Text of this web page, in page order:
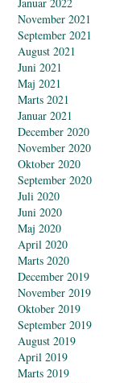
November 2021
September 2021
August 2021
Juni 2021
Maj 2021
Marts 2021
Januar 2021
December 2020
November 2020
Oktober 2020
September 2020
Juli 2020
Juni 2020
Maj 2020
April 2020
Marts 2020
December 2019
November 2019
Oktober 2019
September 2019
August 2019
April 2019
Marts 2019